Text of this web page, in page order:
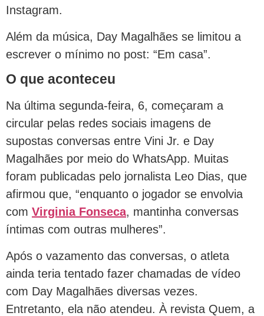
Instagram.
Além da música, Day Magalhães se limitou a
escrever o mínimo no post: “Em casa”.
O que aconteceu
Na última segunda-feira, 6, começaram a
circular pelas redes sociais imagens de
supostas conversas entre Vini Jr. e Day
Magalhães por meio do WhatsApp. Muitas
foram publicadas pelo jornalista Leo Dias, que
afirmou que, “enquanto o jogador se envolvia
com Virginia Fonseca, mantinha conversas
íntimas com outras mulheres”.
Após o vazamento das conversas, o atleta
ainda teria tentado fazer chamadas de vídeo
com Day Magalhães diversas vezes.
Entretanto, ela não atendeu. À revista Quem, a